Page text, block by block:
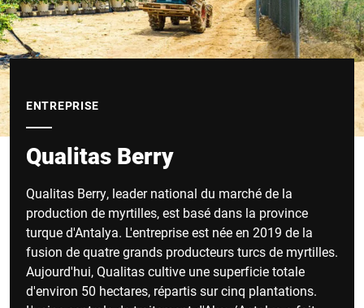
ENTREPRISE
Qualitas Berry
Qualitas Berry, leader national du marché de la
production de myrtilles, est basé dans la province
turque d'Antalya. L'entreprise est née en 2019 de la
fusion de quatre grands producteurs turcs de myrtilles.
Aujourd'hui, Qualitas cultive une superficie totale
d'environ 50 hectares, répartis sur cinq plantations.